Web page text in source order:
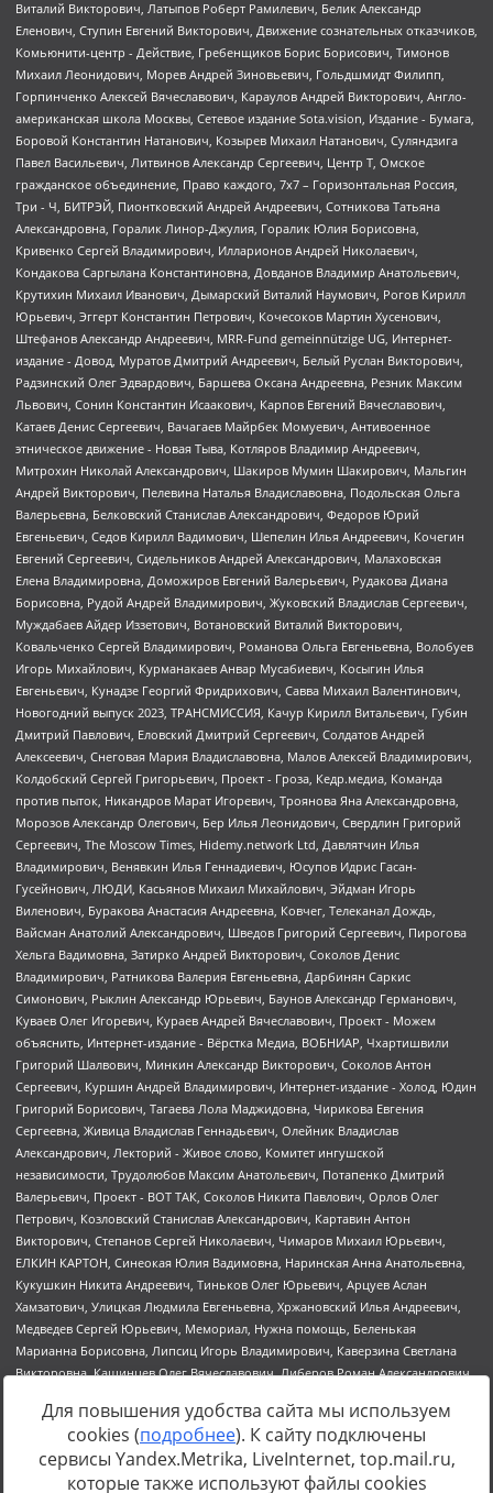
Источник:https://minjust.gov.ru/uploaded/files/reestr-
inostrannyih-agentov-22-03-2024.pdfданные на22.03.2024
Для повышения удобства сайта мы используем
cookies (подробнее). К сайту подключены
сервисы Yandex.Metrika, LiveInternet, top.mail.ru,
которые также используют файлы cookies